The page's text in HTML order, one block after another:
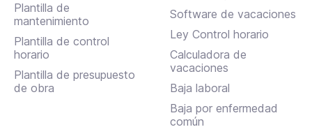
Plantilla de
mantenimiento
Plantilla de control
horario
Plantilla de presupuesto
de obra
Software de vacaciones
Ley Control horario
Calculadora de
vacaciones
Baja laboral
Baja por enfermedad
común